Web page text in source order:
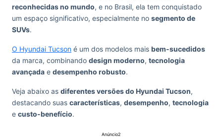
reconhecidas no mundo, e no Brasil, ela tem conquistado
um espaço significativo, especialmente no segmento de
SUVs.
O Hyundai Tucson é um dos modelos mais bem-sucedidos
da marca, combinando design moderno, tecnologia
avançada e desempenho robusto.
Veja abaixo as diferentes versões do Hyundai Tucson,
destacando suas características, desempenho, tecnologia
e custo-benefício.
Anúncio2